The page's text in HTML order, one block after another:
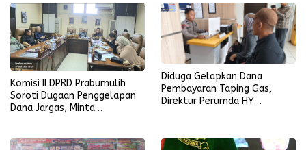
Komisi II DPRD Prabumulih
Soroti Dugaan Penggelapan
Dana Jargas, Minta
Diduga Gelapkan Dana
Pembayaran Taping Gas,
Direktur Perumda HY